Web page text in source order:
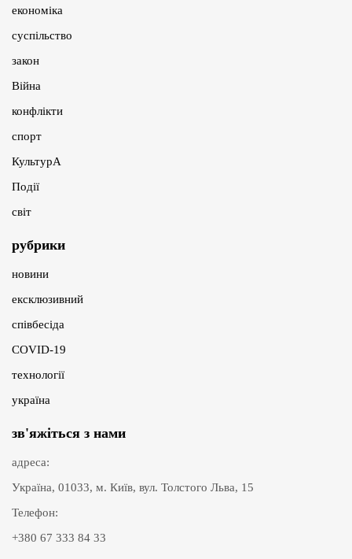
економіка
суспільство
закон
Війна
конфлікти
спорт
КультурА
Події
світ
рубрики
новини
ексклюзивний
співбесіда
COVID-19
технології
україна
зв'яжіться з нами
адреса:
Україна, 01033, м. Київ, вул. Толстого Льва, 15
Телефон:
+380 67 333 84 33